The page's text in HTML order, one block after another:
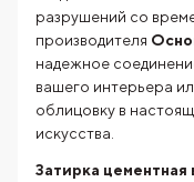
разрушений со
производителя
надежное
вашего интерьера
облицовку в
искусства.
Затирка